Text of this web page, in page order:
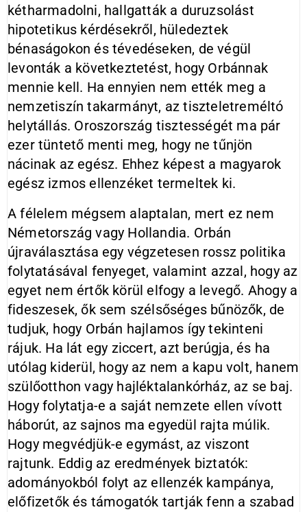
kétharmadolni, hallgatták a duruzsolást
hipotetikus kérdésekről, hüledeztek
bénaságokon és tévedéseken, de végül
levonták a következtetést, hogy Orbánnak
mennie kell. Ha ennyien nem ették meg a
nemzetiszín takarmányt, az tiszteletreméltó
helytállás. Oroszország tisztességét ma pár
ezer tüntető menti meg, hogy ne tűnjön
nácinak az egész. Ehhez képest a magyarok
egész izmos ellenzéket termeltek ki.
A félelem mégsem alaptalan, mert ez nem
Németország vagy Hollandia. Orbán
újraválasztása egy végzetesen rossz politika
folytatásával fenyeget, valamint azzal, hogy az
egyet nem értők körül elfogy a levegő. Ahogy a
fideszesek, ők sem szélsőséges bűnözők, de
tudjuk, hogy Orbán hajlamos így tekinteni
rájuk. Ha lát egy ziccert, azt berúgja, és ha
utólag kiderül, hogy az nem a kapu volt, hanem
szülőotthon vagy hajléktalankórház, az se baj.
Hogy folytatja-e a saját nemzete ellen vívott
háborút, az sajnos ma egyedül rajta múlik.
Hogy megvédjük-e egymást, az viszont
rajtunk. Eddig az eredmények biztatók:
adományokból folyt az ellenzék kampánya,
előfizetők és támogatók tartják fenn a szabad